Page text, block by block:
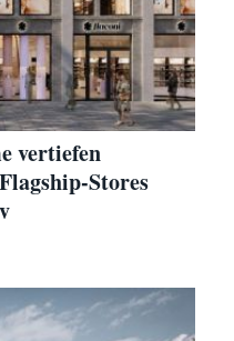
vertiefen
Stores